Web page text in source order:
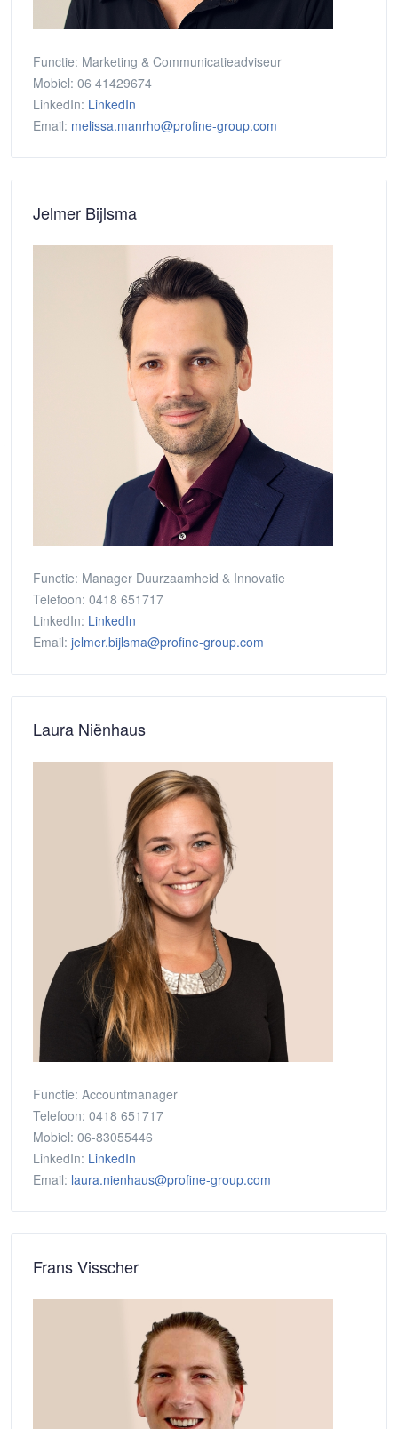
Functie: Marketing & Communicatieadviseur
Mobiel: 06 41429674
LinkedIn: LinkedIn
Email: melissa.manrho@profine-group.com
Jelmer Bijlsma
Functie: Manager Duurzaamheid & Innovatie
Telefoon: 0418 651717
LinkedIn: LinkedIn
Email: jelmer.bijlsma@profine-group.com
Laura Niënhaus
Functie: Accountmanager
Telefoon: 0418 651717
Mobiel: 06-83055446
LinkedIn: LinkedIn
Email: laura.nienhaus@profine-group.com
Frans Visscher